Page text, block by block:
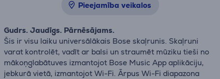
Pieejamība veikalos
Gudrs. Jaudīgs. Pārnēsājams.
Šis ir visu laiku universālākais Bose skaļrunis. Skaļruni
varat kontrolēt, vadīt ar balsi un straumēt mūziku tieši no
mākoņglabātuves izmantojot Bose Music App aplikāciju,
jebkurā vietā, izmantojot Wi-Fi. Ārpus Wi-Fi diapazona